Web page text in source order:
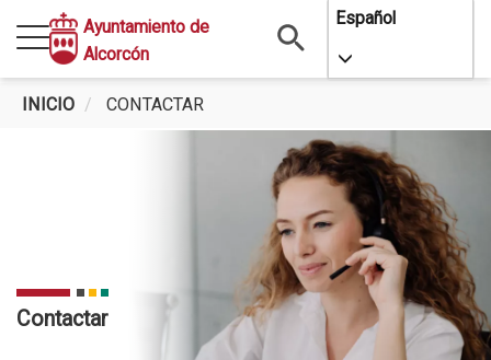
contenido
principal
Ayuntamiento de
Alcorcón
Español
Toggle
INICIO CONTACTAR
Contactar